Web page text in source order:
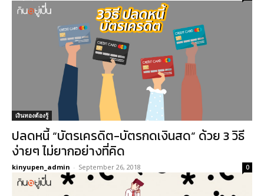
เงินทองต้องรู้
ปลดหนี้ “บัตรเครดิต-บัตรกดเงินสด” ด้วย 3 วิธี
ง่ายๆ ไม่ยากอย่างที่คิด
kinyupen_admin - September 26, 2018 0